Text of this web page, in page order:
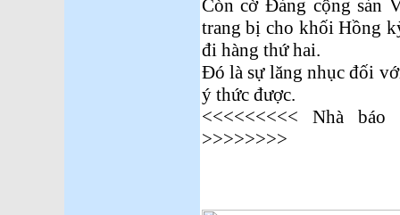
Còn cờ Đảng cộng sản
trang bị cho khối Hồng
đi hàng thứ hai.
Đó là sự lăng nhục đối
ý thức được.
<<<<<<<<< Nhà
>>>>>>>>